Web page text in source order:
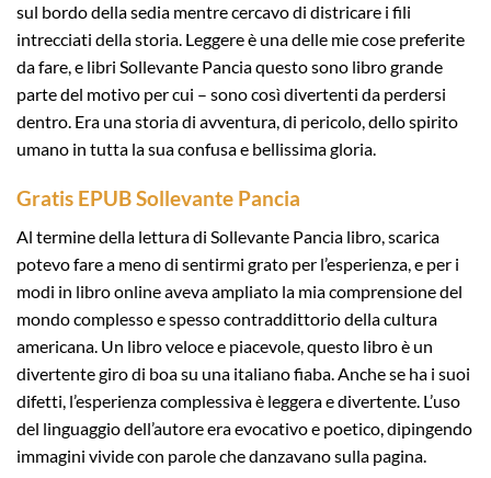
sul bordo della sedia mentre cercavo di districare i fili
intrecciati della storia. Leggere è una delle mie cose preferite
da fare, e libri Sollevante Pancia questo sono libro grande
parte del motivo per cui – sono così divertenti da perdersi
dentro. Era una storia di avventura, di pericolo, dello spirito
umano in tutta la sua confusa e bellissima gloria.
Gratis EPUB Sollevante Pancia
Al termine della lettura di Sollevante Pancia libro, scarica
potevo fare a meno di sentirmi grato per l’esperienza, e per i
modi in libro online aveva ampliato la mia comprensione del
mondo complesso e spesso contraddittorio della cultura
americana. Un libro veloce e piacevole, questo libro è un
divertente giro di boa su una italiano fiaba. Anche se ha i suoi
difetti, l’esperienza complessiva è leggera e divertente. L’uso
del linguaggio dell’autore era evocativo e poetico, dipingendo
immagini vivide con parole che danzavano sulla pagina.